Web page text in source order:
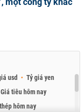
usd
Tỷ giá yen
Giá tiêu hôm nay
hôm nay